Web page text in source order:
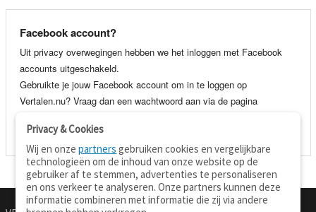
Facebook account?
Uit privacy overwegingen hebben we het inloggen met Facebook
accounts uitgeschakeld.
Gebruikte je jouw Facebook account om in te loggen op
Vertalen.nu? Vraag dan een wachtwoord aan via de pagina
je e-mail adres en wachtwoord.
Privacy & Cookies
Wij en onzepartners gebruiken cookies en vergelijkbare
technologieën om de inhoud van onze website op de
gebruiker af te stemmen, advertenties te personaliseren
en ons verkeer te analyseren. Onze partners kunnen deze
informatie combineren met informatie die zij via andere